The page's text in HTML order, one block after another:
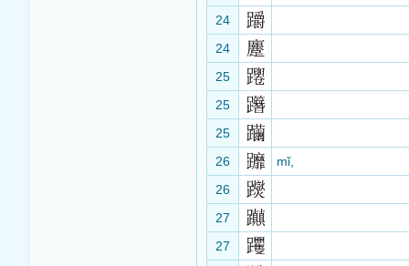
24
24
25
25
25
26
mǐ,
26
27
27